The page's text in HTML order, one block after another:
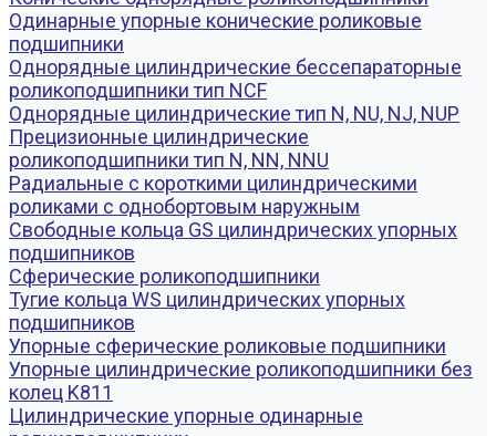
Одинарные упорные конические роликовые
подшипники
Однорядные цилиндрические бессепараторные
роликоподшипники тип NCF
Однорядные цилиндрические тип N, NU, NJ, NUP
Прецизионные цилиндрические
роликоподшипники тип N, NN, NNU
Радиальные с короткими цилиндрическими
роликами с однобортовым наружным
Свободные кольца GS цилиндрических упорных
подшипников
Сферические роликоподшипники
Тугие кольца WS цилиндрических упорных
подшипников
Упорные сферические роликовые подшипники
Упорные цилиндрические роликоподшипники без
колец K811
Цилиндрические упорные одинарные